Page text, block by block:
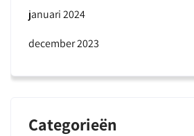
januari 2024
december 2023
Categorieën